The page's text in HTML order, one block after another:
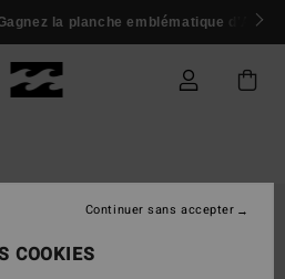
la planche emblématique d'Andy
COOKIES
Continuer sans accepter